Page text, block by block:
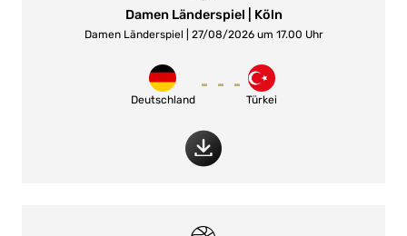
Damen Länderspiel | Köln
Damen Länderspiel | 27/08/2026 um 17.00 Uhr
Deutschland
- - -
Türkei